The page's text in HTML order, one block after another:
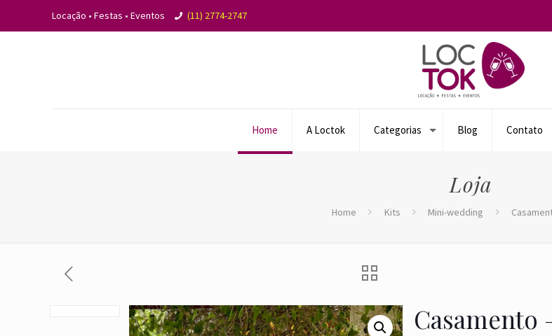
Locação • Festas • Eventos (11) 2774-2747
Home A Loctok Categorias Blog Contato
Loja
Home Kits Mini-wedding
Casamento